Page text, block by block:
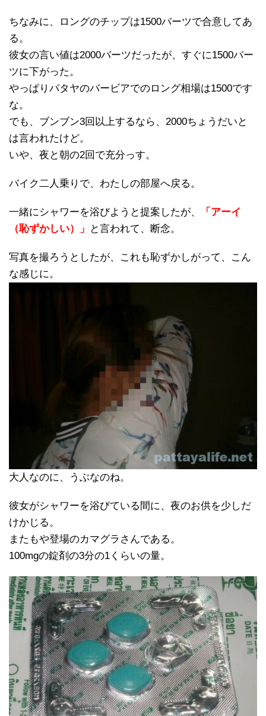
ちなみに、ロングのチップは1500バーツで合意してあ
る。
彼女の言い値は2000バーツだったが、すぐに1500バー
ツに下がった。
やっぱりパタヤのバービアでのロング相場は1500です
な。
でも、ブンブン3回以上するなら、2000ちょうだいと
は言われたけど。
いや、夜と朝の2回で充分っす。
バイク二人乗りで、わたしの部屋へ戻る。
一緒にシャワーを浴びようと提案したが、
「アーイ
（恥ずかしい）」
と言われて、断念。
写真を撮ろうとしたが、これも恥ずかしがって、こん
な感じに。
大人なのに、うぶなのね。
彼女がシャワーを浴びている間に、夜のお供を少しだ
けかじる。
またもや登場のカマグラさんである。
100mgの錠剤の3分の1くらいの量。